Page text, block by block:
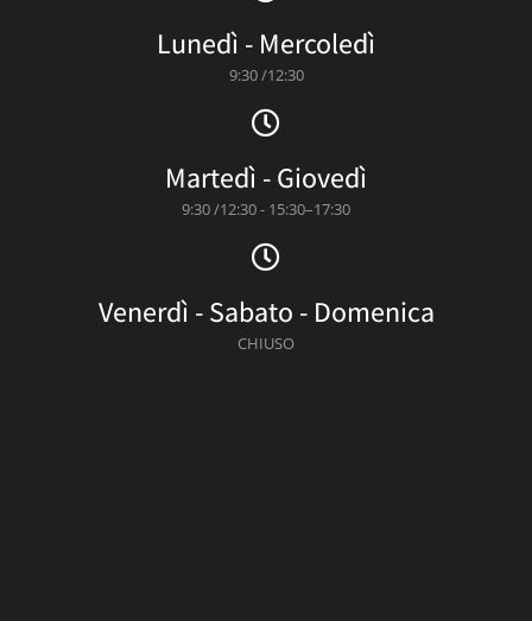
Lunedì - Mercoledì
9:30 /12:30
Martedì - Giovedì
9:30 /12:30 - 15:30–17:30
Venerdì - Sabato - Domenica
CHIUSO